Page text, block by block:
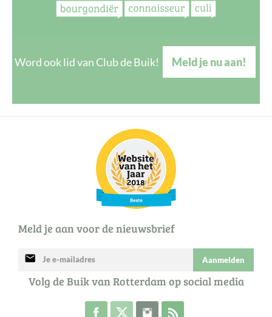
Word ook lid van Club de Buik! Meld je nu aan!
Meld je aan voor de nieuwsbrief
mail Aanmelden
Volg de Buik van Rotterdam op social media
Volg de Buik op Facebook
Volg de Buik op Twitter
Volg de Buik op Instagram